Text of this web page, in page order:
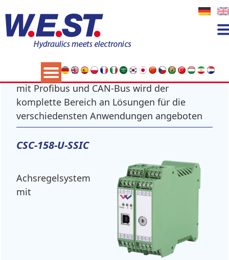
Gleichlaufregelungen
Von der Bypassregelung bis zur Multi-
Achsen Gleichlauf- und Positioniersteuerung
mit Profibus und CAN-Bus wird der
komplette Bereich an Lösungen für die
verschiedensten Anwendungen angeboten
CSC-158-U-SSIC
Achsregelsystem
mit